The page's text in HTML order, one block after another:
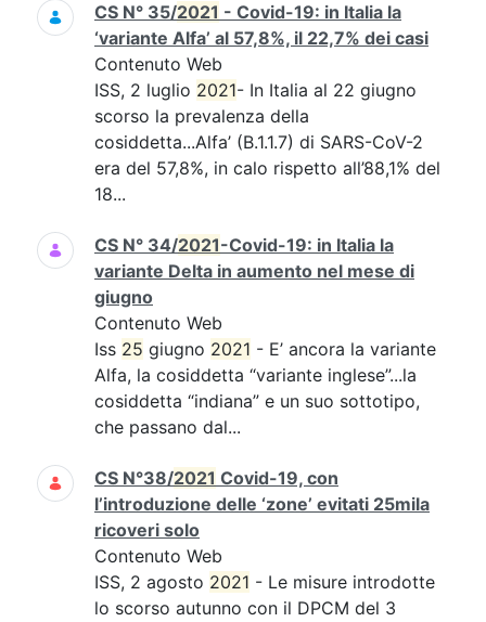
CS N° 35/2021 - Covid-19: in Italia la
‘variante Alfa’ al 57,8%, il 22,7% dei casi
Contenuto Web
ISS, 2 luglio 2021- In Italia al 22 giugno
scorso la prevalenza della
cosiddetta...Alfa’ (B.1.1.7) di SARS-CoV-2
era del 57,8%, in calo rispetto all’88,1% del
18...
CS N° 34/2021-Covid-19: in Italia la
variante Delta in aumento nel mese di
giugno
Contenuto Web
Iss 25 giugno 2021 - E’ ancora la variante
Alfa, la cosiddetta “variante inglese”...la
cosiddetta “indiana” e un suo sottotipo,
che passano dal...
CS N°38/2021 Covid-19, con
l’introduzione delle ‘zone’ evitati 25mila
ricoveri solo
Contenuto Web
ISS, 2 agosto 2021 - Le misure introdotte
lo scorso autunno con il DPCM del 3